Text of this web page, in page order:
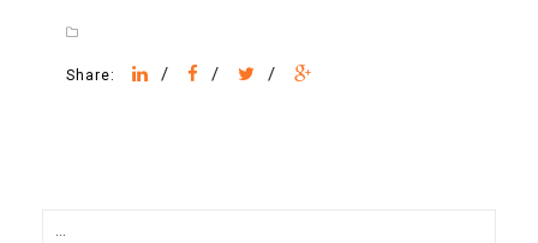
Share: / / /